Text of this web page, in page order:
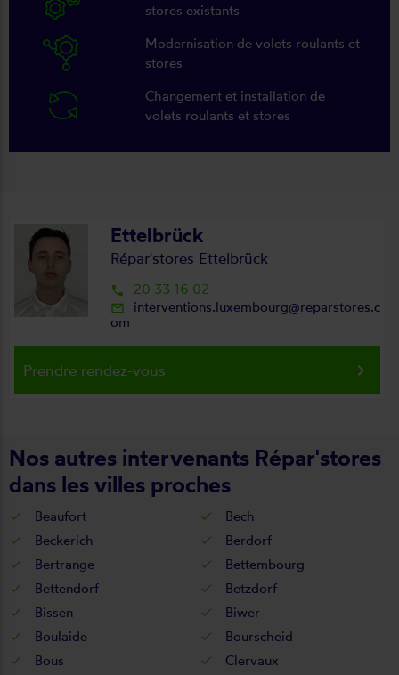
stores existants
Modernisation de volets roulants et
stores
Changement et installation de
volets roulants et stores
Ettelbrück
Répar'stores Ettelbrück
local_phone 20 33 16 02
mail_outline
interventions.luxembourg@reparstores.c
om
Prendre rendez-vous keyboard_arrow_right
Nos autres intervenants Répar'stores
dans les villes proches
Beaufort
Bech
Beckerich
Berdorf
Bertrange
Bettembourg
Bettendorf
Betzdorf
Bissen
Biwer
Boulaide
Bourscheid
Bous
Clervaux